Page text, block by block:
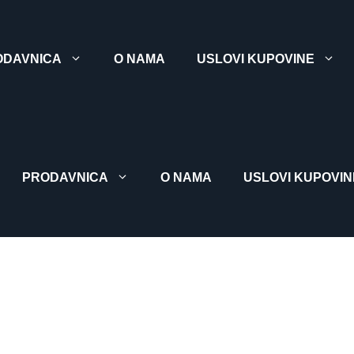
O NAMA USLOVI KUPOVINE
PRODAVNICA O NAMA USLOVI